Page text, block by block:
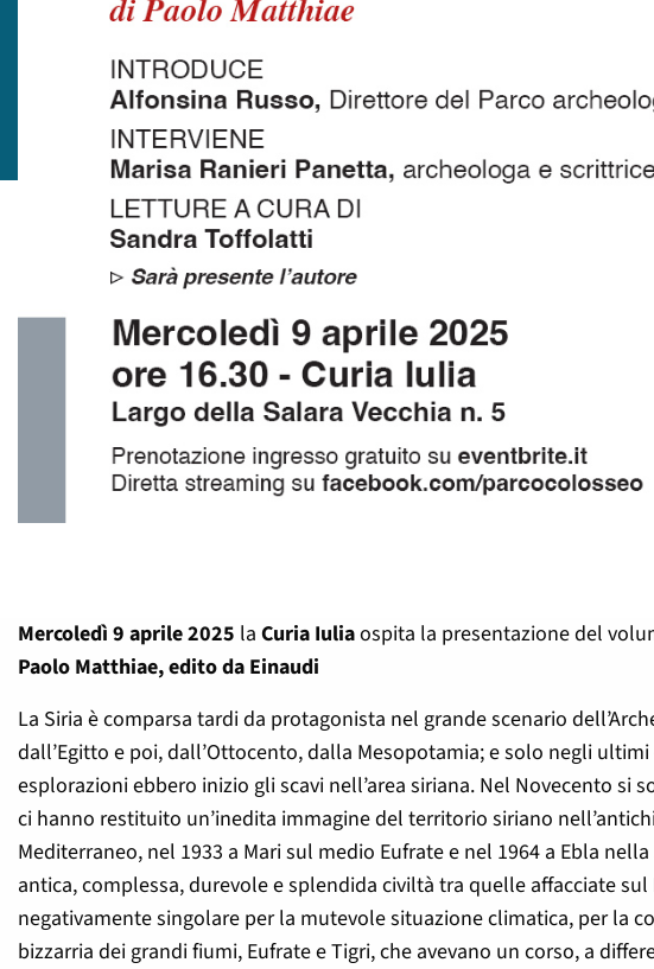
Mercoledì 9 aprile 2025 laCuria Iuliaospita la presentazione del
Paolo Matthiae, edito da Einaudi
La Siria è comparsa tardi da protagonista nel grande scenario
dall’Egitto e poi, dall’Ottocento, dalla Mesopotamia; e solo negli
esplorazioni ebbero inizio gli scavi nell’area siriana. Nel Novecento si
ci hanno restituito un’inedita immagine del territorio siriano
Mediterraneo, nel 1933 a Mari sul medio Eufrate e nel 1964 a Ebla
antica, complessa, durevole e splendida civiltà tra quelle affacciate
negativamente singolare per la mutevole situazione climatica, per la
bizzarria dei grandi fiumi, Eufrate e Tigri, che avevano un corso, a